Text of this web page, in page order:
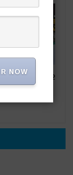
స‌ర్పంచ్ భ‌ర్త‌పై
NOW